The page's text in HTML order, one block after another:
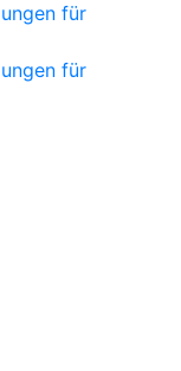
für
für